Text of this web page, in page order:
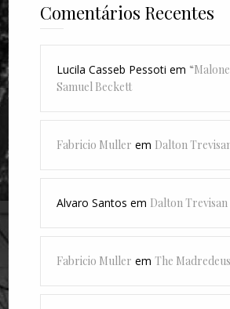
Comentários Recentes
Lucila Casseb Pessoti em
Samuel Beckett
Fabricio Muller em Dalton
Alvaro Santos em Dalton Trevisan
Fabricio Muller emThe